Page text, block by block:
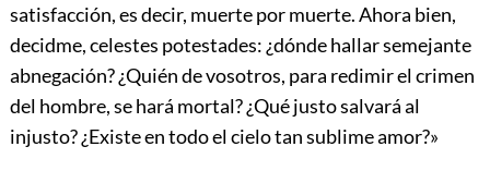
satisfacción, es decir, muerte por muerte. Ahora bien,
decidme, celestes potestades: ¿dónde hallar semejante
abnegación? ¿Quién de vosotros, para redimir el crimen
del hombre, se hará mortal? ¿Qué justo salvará al
injusto? ¿Existe en todo el cielo tan sublime amor?»